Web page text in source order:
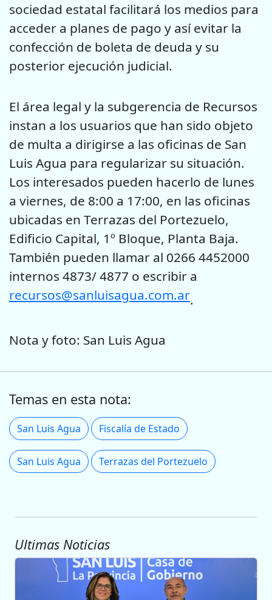
sociedad estatal facilitará los medios para
acceder a planes de pago y así evitar la
confección de boleta de deuda y su
posterior ejecución judicial.
El área legal y la subgerencia de Recursos
instan a los usuarios que han sido objeto
de multa a dirigirse a las oficinas de San
Luis Agua para regularizar su situación.
Los interesados pueden hacerlo de lunes
a viernes, de 8:00 a 17:00, en las oficinas
ubicadas en Terrazas del Portezuelo,
Edificio Capital, 1º Bloque, Planta Baja.
También pueden llamar al 0266 4452000
internos 4873/ 4877 o escribir a
recursos@sanluisagua.com.ar.
Nota y foto: San Luis Agua
Temas en esta nota:
San Luis Agua Fiscalía de Estado
San Luis Agua Terrazas del Portezuelo
Ultimas Noticias